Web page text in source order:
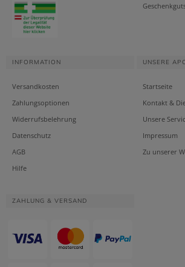
INFORMATION
Versandkosten
Zahlungsoptionen
Widerrufsbelehrung
Datenschutz
AGB
Hilfe
UNSERE
Startseite
Kontakt &
Unsere
Impressum
Zu unserer
ZAHLUNG & VERSAND